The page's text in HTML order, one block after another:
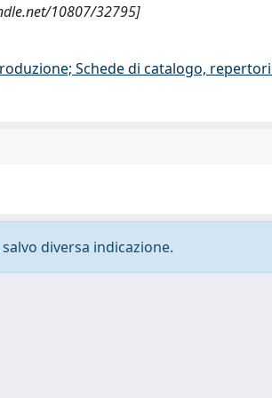
10807/32795]
Schede di catalogo,
diversa indicazione.